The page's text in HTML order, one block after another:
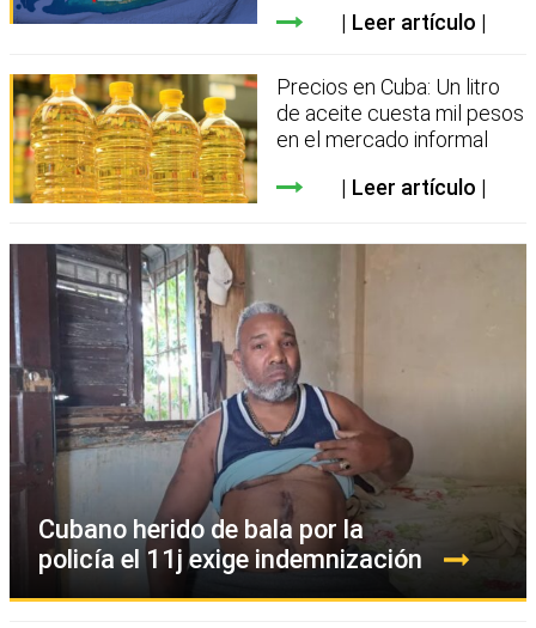
Leer artículo
Precios en Cuba: Un litro
de aceite cuesta mil pesos
en el mercado informal
Leer artículo
Cubano herido de bala por la
policía el 11j exige indemnización